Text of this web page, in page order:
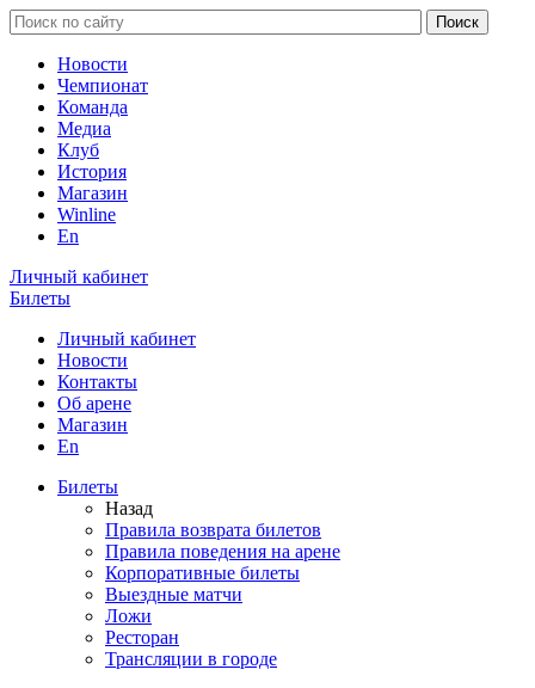
Новости
Чемпионат
Команда
Медиа
Клуб
История
Магазин
Winline
En
Личный кабинет
Билеты
Личный кабинет
Новости
Контакты
Об арене
Магазин
En
Билеты
Назад
Правила возврата билетов
Правила поведения на арене
Корпоративные билеты
Выездные матчи
Ложи
Ресторан
Трансляции в городе